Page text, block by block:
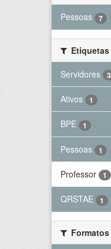
Pessoas
7
Etiquetas
Servidores
3
Ativos 1
BPE 1
Pessoas 1
Professor 1
QRSTAE 1
Formatos